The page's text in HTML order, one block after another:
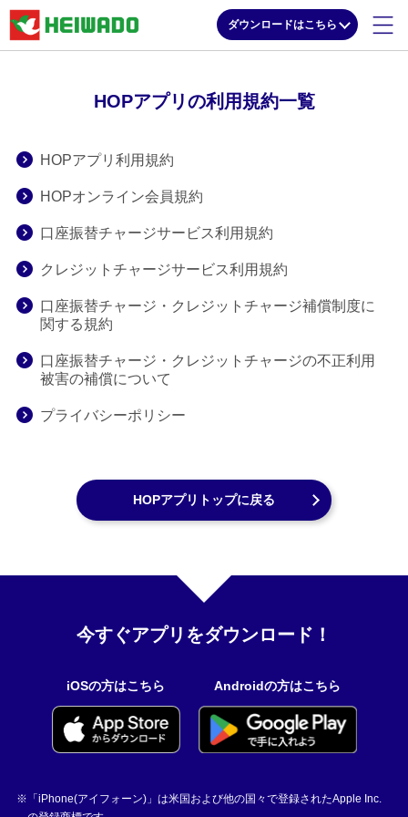
ダウンロードはこちら
HOPアプリの利用規約一覧
HOPアプリ利用規約
HOPオンライン会員規約
口座振替チャージサービス利用規約
クレジットチャージサービス利用規約
口座振替チャージ・クレジットチャージ補償制度に
関する規約
口座振替チャージ・クレジットチャージの不正利用
被害の補償について
プライバシーポリシー
HOPアプリトップに戻る
今すぐアプリをダウンロード！
iOSの方はこちら Androidの方はこちら
「iPhone(アイフォーン)」は米国および他の国々で登録されたApple Inc.